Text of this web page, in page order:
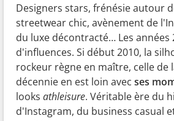
Designers stars, frénésie autour
streetwear chic, avènement de
du luxe décontracté… Les années
d'influences. Si début 2010, la
rockeur règne en maître, celle de
décennie en est loin avec ses
looks athleisure. Véritable ère du
d'Instagram, du business casual